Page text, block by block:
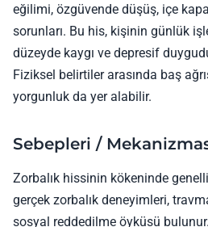
eğilimi, özgüvende düşüş, içe
sorunları. Bu his, kişinin günlük
düzeyde kaygı ve depresif
Fiziksel belirtiler arasında baş
yorgunluk da yer alabilir.
Sebepleri /
Zorbalık hissinin kökeninde
gerçek zorbalık deneyimleri,
sosyal reddedilme öyküsü